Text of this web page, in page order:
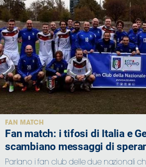
FAN MATCH
Fan match: i tifosi di Italia e
scambiano messaggi di
Parlano i fan club delle due nazionali